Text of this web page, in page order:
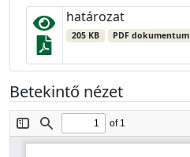
határozat
205 KB PDF dokumentum
Betekintő nézet